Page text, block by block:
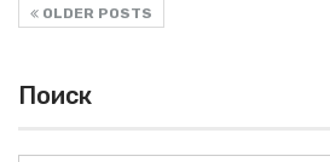
OLDER POSTS
Поиск